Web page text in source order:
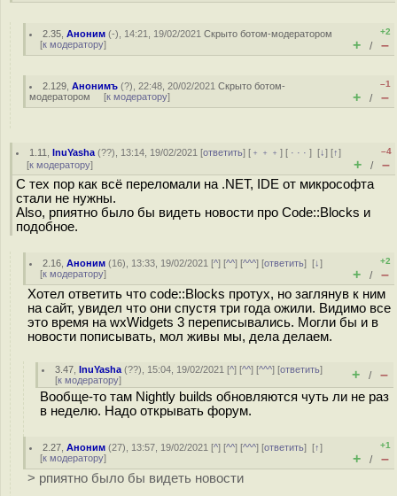
2.35 ,Аноним (-), 14:21, 19/02/2021Скрыто ботом-модератором
[к модератору]
+2
+ / –
2.129 ,Анонимъ (?), 22:48, 20/02/2021Скрыто ботом-
модератором [к модератору]
–1
+ / –
1.11 ,InuYasha (??), 13:14, 19/02/2021 [ответить] [ ﹢﹢﹢] [ · · ·][↓] [↑]
[к модератору]
–4
+ / –
С тех пор как всё переломали на .NET, IDE от микрософта
стали не нужны.
Also, рпиятно было бы видеть новости про Code::Blocks и
подобное.
2.16 ,Аноним (16), 13:33, 19/02/2021 [^] [^^] [^^^] [ответить][↓]
[к модератору]
+2
+ / –
Хотел ответить что code::Blocks протух, но заглянув к ним
на сайт, увидел что они спустя три года ожили. Видимо все
это время на wxWidgets 3 переписывались. Могли бы и в
новости пописывать, мол живы мы, дела делаем.
3.47 ,InuYasha (??), 15:04, 19/02/2021 [^] [^^] [^^^] [ответить]
[к модератору] + / –
Вообще-то там Nightly builds обновляются чуть ли не раз
в неделю. Надо открывать форум.
2.27 ,Аноним (27), 13:57, 19/02/2021 [^] [^^] [^^^] [ответить][↑]
[к модератору]
+1
+ / –
> рпиятно было бы видеть новости